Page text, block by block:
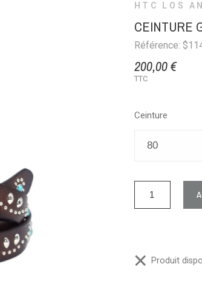
HTC LOS
CEINTURE
Référence:
200,00 €
TTC
Ceinture
Produit